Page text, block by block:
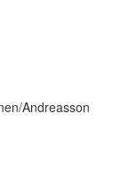
Andreasson